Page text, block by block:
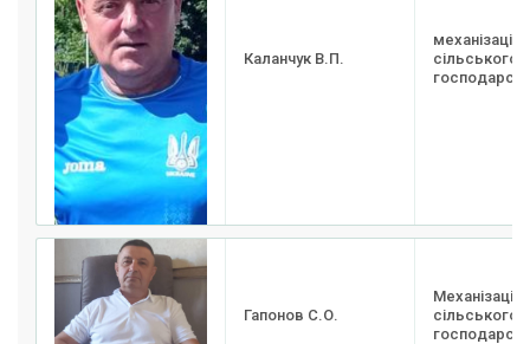
Каланчук В.П.
механізація
сільського
Гапонов С.О.
Механізація
сільського